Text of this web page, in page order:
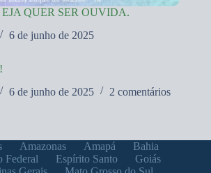
EJA QUER SER OUVIDA.
6 de junho de 2025
6 de junho de 2025 2 comentários
Amazonas Amapá
Bahia
Federal Espírito Santo
Goiás